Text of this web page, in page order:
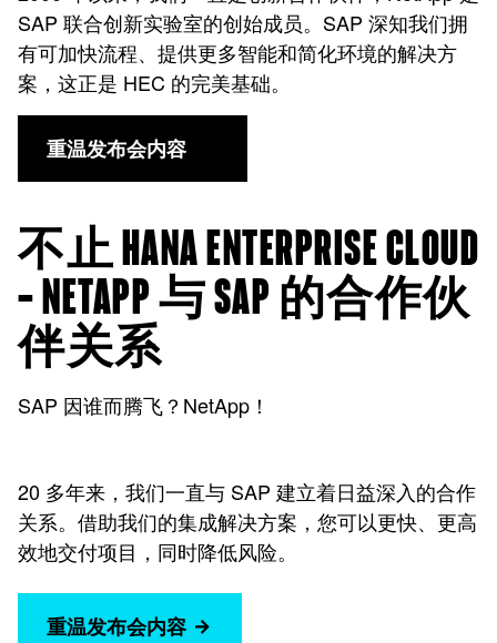
SAP 联合创新实验室的创始成员。SAP 深知我们拥
有可加快流程、提供更多智能和简化环境的解决方
案，这正是 HEC 的完美基础。
重温发布会内容
不止 HANA ENTERPRISE CLOUD
— NETAPP 与 SAP 的合作伙
伴关系
SAP 因谁而腾飞？NetApp！
20 多年来，我们一直与 SAP 建立着日益深入的合作
关系。借助我们的集成解决方案，您可以更快、更高
效地交付项目，同时降低风险。
重温发布会内容